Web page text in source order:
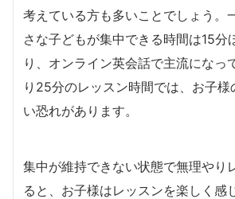
考えている方も多いことでしょう。
さな子どもが集中できる時間は15分
り、オンライン英会話で主流になっ
り25分のレッスン時間では、お子様
い恐れがあります。
集中が維持できない状態で無理やり
ると、お子様はレッスンを楽しく感